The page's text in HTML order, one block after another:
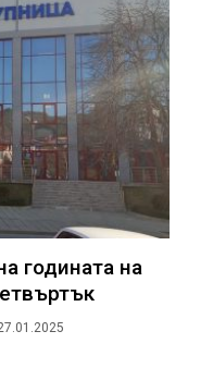
годината на